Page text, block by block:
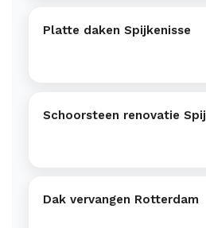
Platte daken Spijkenisse
Schoorsteen renovatie
Dak vervangen Rotterdam